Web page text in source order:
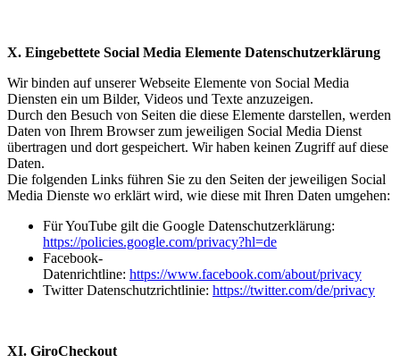
X. Eingebettete Social Media Elemente Datenschutzerklärung
Wir binden auf unserer Webseite Elemente von Social Media
Diensten ein um Bilder, Videos und Texte anzuzeigen.
Durch den Besuch von Seiten die diese Elemente darstellen, werden
Daten von Ihrem Browser zum jeweiligen Social Media Dienst
übertragen und dort gespeichert. Wir haben keinen Zugriff auf diese
Daten.
Die folgenden Links führen Sie zu den Seiten der jeweiligen Social
Media Dienste wo erklärt wird, wie diese mit Ihren Daten umgehen:
Für YouTube gilt die Google Datenschutzerklärung:
https://policies.google.com/privacy?hl=de
Facebook-
Datenrichtline: https://www.facebook.com/about/privacy
Twitter Datenschutzrichtlinie: https://twitter.com/de/privacy
XI. GiroCheckout